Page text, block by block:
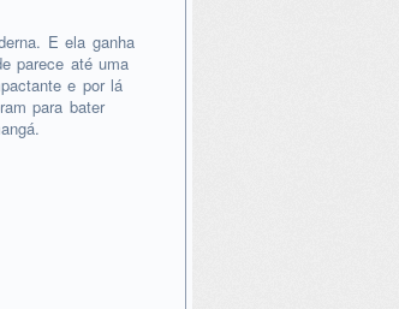
E ela ganha
parece até uma
e por lá
para bater